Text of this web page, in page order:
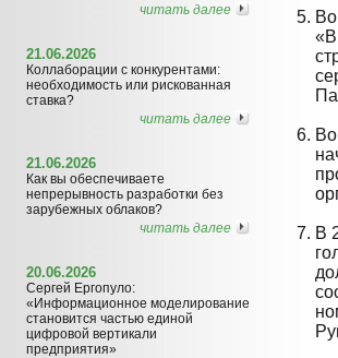
читать далее
21.06.2026
Коллаборации с конкурентами:
необходимость или рискованная
ставка?
читать далее
21.06.2026
Как вы обеспечиваете
непрерывность разработки без
зарубежных облаков?
читать далее
20.06.2026
Сергей Ергопуло:
«Информационное моделирование
становится частью единой
цифровой вертикали
предприятия»
В